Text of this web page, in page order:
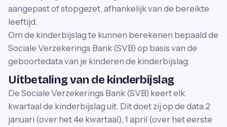
aangepast of stopgezet, afhankelijk van de bereikte
leeftijd.
Om de kinderbijslag te kunnen berekenen bepaald de
Sociale Verzekerings Bank (SVB) op basis van de
geboortedata van je kinderen de kinderbijslag.
Uitbetaling van de kinderbijslag
De Sociale Verzekerings Bank (SVB) keert elk
kwartaal de kinderbijslag uit. Dit doet zij op de data 2
januari (over het 4e kwartaal), 1 april (over het eerste